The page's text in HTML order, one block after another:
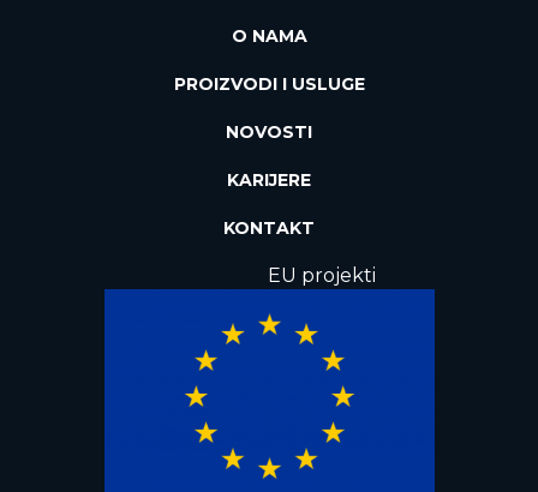
O NAMA
PROIZVODI I USLUGE
NOVOSTI
KARIJERE
KONTAKT
EU projekti